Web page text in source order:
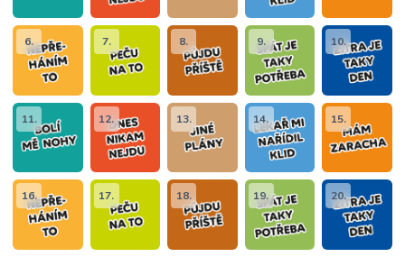
6. 7. 8. 9. 10.
11. 12. 13. 14. 15.
16. 17. 18. 19. 20.